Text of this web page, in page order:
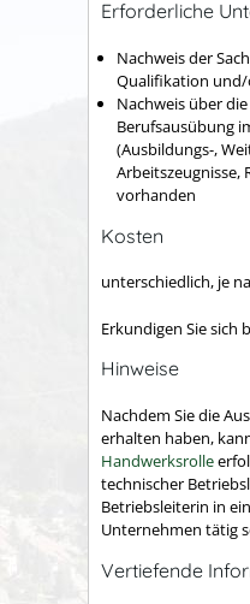
Erforderliche
Nachweis der
Qualifikation
Nachweis über
Berufsausübung
(Ausbildungs-,
Arbeitszeugnisse,
vorhanden
Kosten
unterschiedlich, je
Erkundigen Sie sich
Hinweise
Nachdem Sie die
erhalten haben,
Handwerksrolle
technischer
Betriebsleiterin in
Unternehmen tätig
Vertiefende